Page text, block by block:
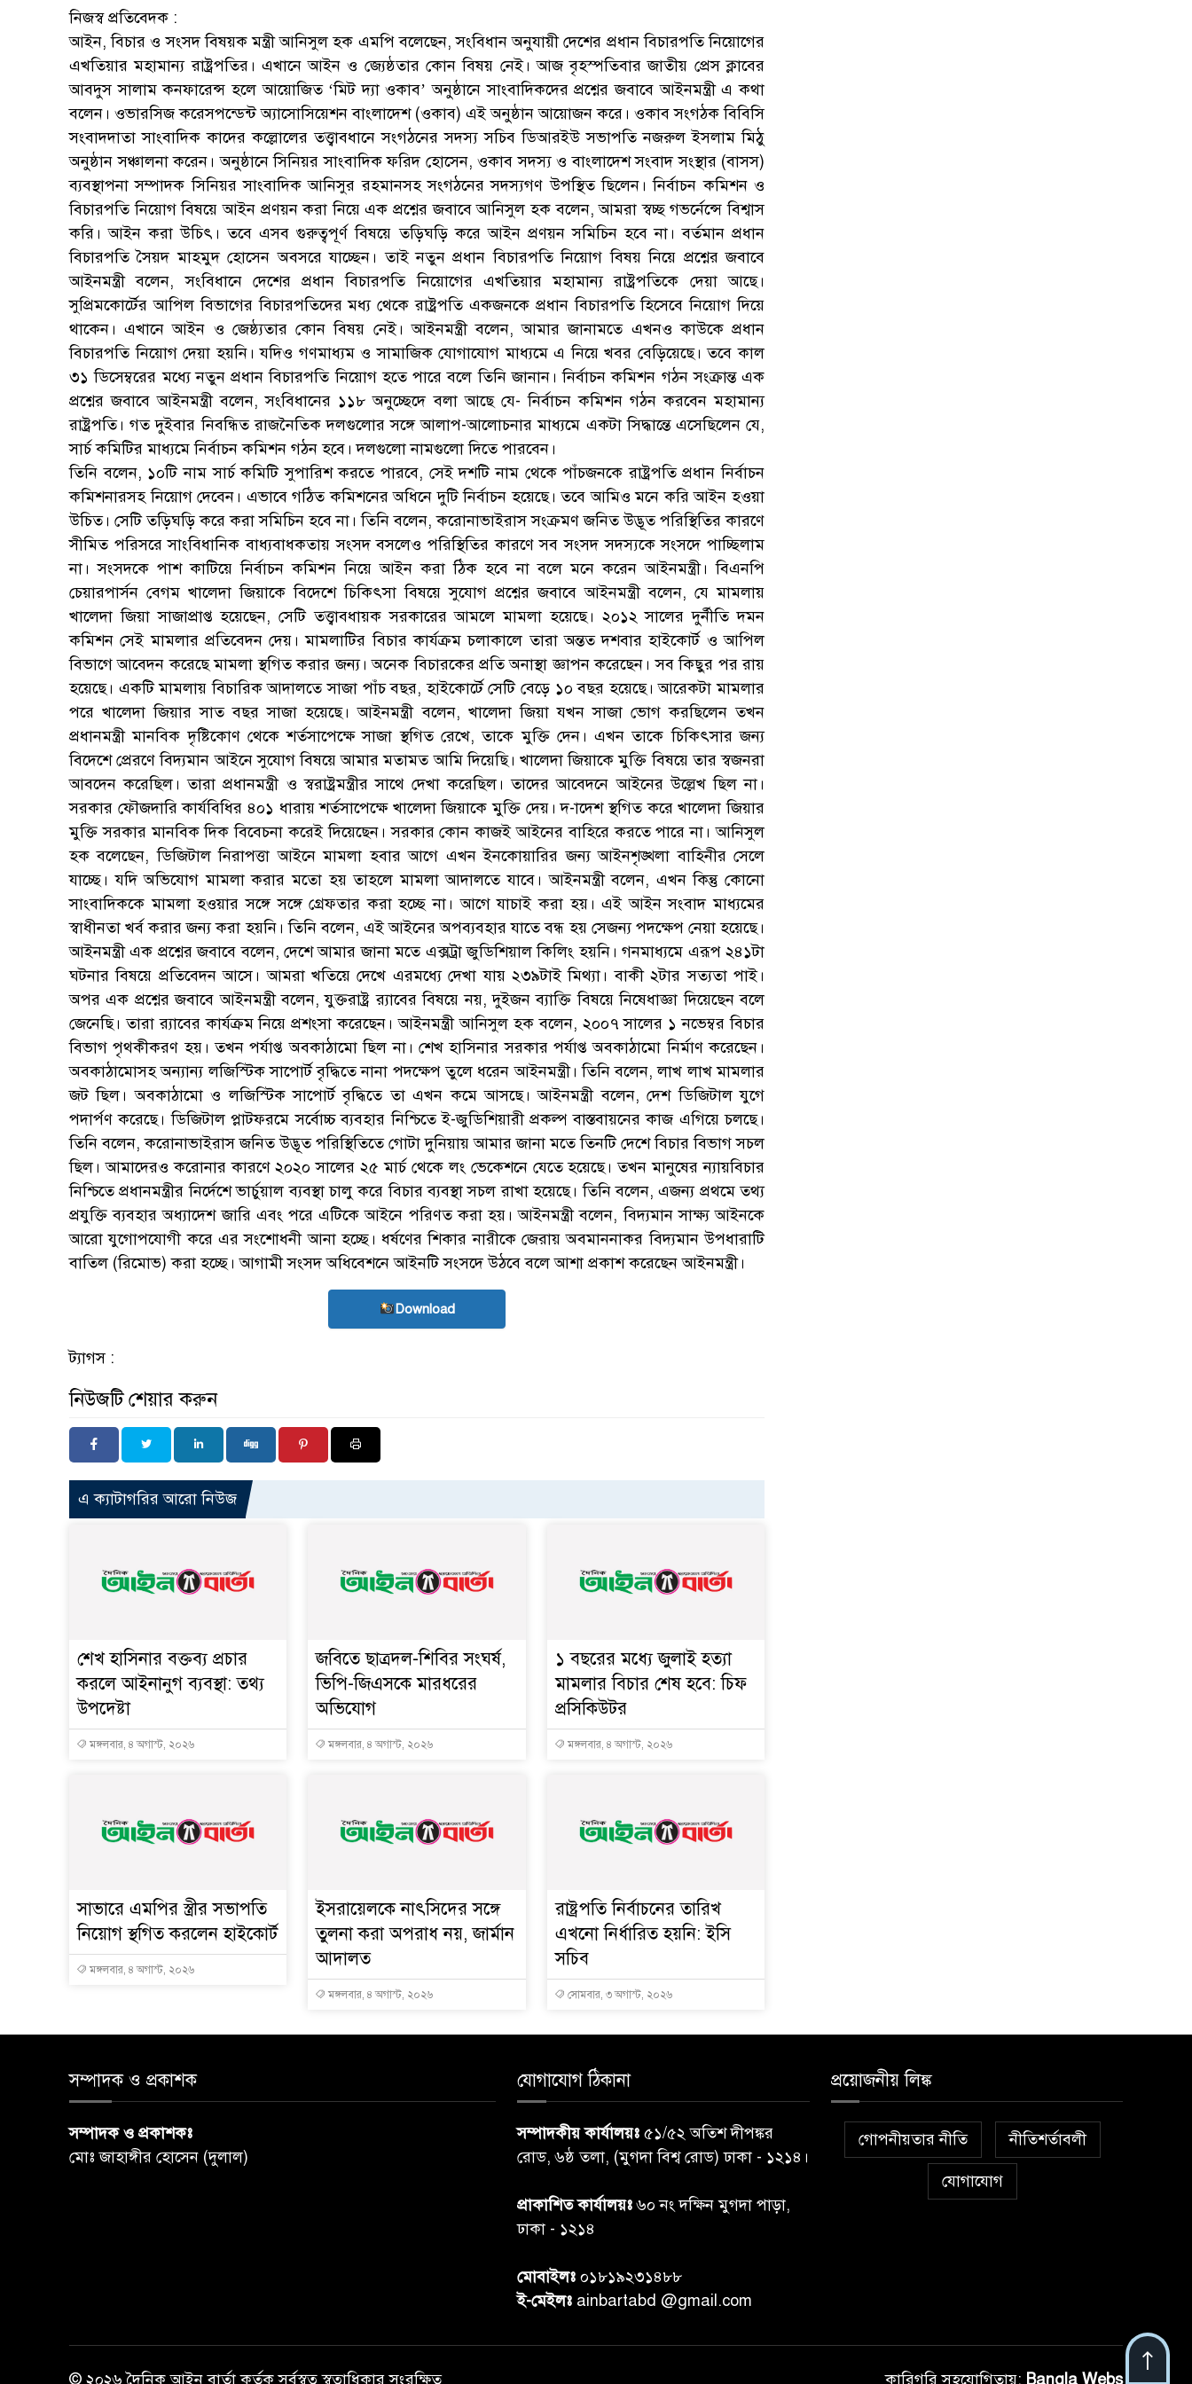
নিজস্ব প্রতিবেদক :
আইন, বিচার ও সংসদ বিষয়ক মন্ত্রী আনিসুল হক এমপি বলেছেন, সংবিধান অনুযায়ী দেশের প্রধান বিচারপতি নিয়োগের
এখতিয়ার মহামান্য রাষ্ট্রপতির। এখানে আইন ও জ্যেষ্ঠতার কোন বিষয় নেই। আজ বৃহস্পতিবার জাতীয় প্রেস ক্লাবের
আবদুস সালাম কনফারেন্স হলে আয়োজিত ‘মিট দ্যা ওকাব’ অনুষ্ঠানে সাংবাদিকদের প্রশ্নের জবাবে আইনমন্ত্রী এ কথা
বলেন। ওভারসিজ করেসপন্ডেন্ট অ্যাসোসিয়েশন বাংলাদেশ (ওকাব) এই অনুষ্ঠান আয়োজন করে। ওকাব সংগঠক বিবিসি
সংবাদদাতা সাংবাদিক কাদের কল্লোলের তত্ত্বাবধানে সংগঠনের সদস্য সচিব ডিআরইউ সভাপতি নজরুল ইসলাম মিঠু
অনুষ্ঠান সঞ্চালনা করেন। অনুষ্ঠানে সিনিয়র সাংবাদিক ফরিদ হোসেন, ওকাব সদস্য ও বাংলাদেশ সংবাদ সংস্থার (বাসস)
ব্যবস্থাপনা সম্পাদক সিনিয়র সাংবাদিক আনিসুর রহমানসহ সংগঠনের সদস্যগণ উপস্থিত ছিলেন। নির্বাচন কমিশন ও
বিচারপতি নিয়োগ বিষয়ে আইন প্রণয়ন করা নিয়ে এক প্রশ্নের জবাবে আনিসুল হক বলেন, আমরা স্বচ্ছ গভর্নেন্সে বিশ্বাস
করি। আইন করা উচিৎ। তবে এসব গুরুত্বপূর্ণ বিষয়ে তড়িঘড়ি করে আইন প্রণয়ন সমিচিন হবে না। বর্তমান প্রধান
বিচারপতি সৈয়দ মাহমুদ হোসেন অবসরে যাচ্ছেন। তাই নতুন প্রধান বিচারপতি নিয়োগ বিষয় নিয়ে প্রশ্নের জবাবে
আইনমন্ত্রী বলেন, সংবিধানে দেশের প্রধান বিচারপতি নিয়োগের এখতিয়ার মহামান্য রাষ্ট্রপতিকে দেয়া আছে।
সুপ্রিমকোর্টের আপিল বিভাগের বিচারপতিদের মধ্য থেকে রাষ্ট্রপতি একজনকে প্রধান বিচারপতি হিসেবে নিয়োগ দিয়ে
থাকেন। এখানে আইন ও জেষ্ঠ্যতার কোন বিষয় নেই। আইনমন্ত্রী বলেন, আমার জানামতে এখনও কাউকে প্রধান
বিচারপতি নিয়োগ দেয়া হয়নি। যদিও গণমাধ্যম ও সামাজিক যোগাযোগ মাধ্যমে এ নিয়ে খবর বেড়িয়েছে। তবে কাল
৩১ ডিসেম্বরের মধ্যে নতুন প্রধান বিচারপতি নিয়োগ হতে পারে বলে তিনি জানান। নির্বাচন কমিশন গঠন সংক্রান্ত এক
প্রশ্নের জবাবে আইনমন্ত্রী বলেন, সংবিধানের ১১৮ অনুচ্ছেদে বলা আছে যে- নির্বাচন কমিশন গঠন করবেন মহামান্য
রাষ্ট্রপতি। গত দুইবার নিবন্ধিত রাজনৈতিক দলগুলোর সঙ্গে আলাপ-আলোচনার মাধ্যমে একটা সিদ্ধান্তে এসেছিলেন যে,
সার্চ কমিটির মাধ্যমে নির্বাচন কমিশন গঠন হবে। দলগুলো নামগুলো দিতে পারবেন।
তিনি বলেন, ১০টি নাম সার্চ কমিটি সুপারিশ করতে পারবে, সেই দশটি নাম থেকে পাঁচজনকে রাষ্ট্রপতি প্রধান নির্বাচন
কমিশনারসহ নিয়োগ দেবেন। এভাবে গঠিত কমিশনের অধিনে দুটি নির্বাচন হয়েছে। তবে আমিও মনে করি আইন হওয়া
উচিত। সেটি তড়িঘড়ি করে করা সমিচিন হবে না। তিনি বলেন, করোনাভাইরাস সংক্রমণ জনিত উদ্ভূত পরিস্থিতির কারণে
সীমিত পরিসরে সাংবিধানিক বাধ্যবাধকতায় সংসদ বসলেও পরিস্থিতির কারণে সব সংসদ সদস্যকে সংসদে পাচ্ছিলাম
না। সংসদকে পাশ কাটিয়ে নির্বাচন কমিশন নিয়ে আইন করা ঠিক হবে না বলে মনে করেন আইনমন্ত্রী। বিএনপি
চেয়ারপার্সন বেগম খালেদা জিয়াকে বিদেশে চিকিৎসা বিষয়ে সুযোগ প্রশ্নের জবাবে আইনমন্ত্রী বলেন, যে মামলায়
খালেদা জিয়া সাজাপ্রাপ্ত হয়েছেন, সেটি তত্ত্বাবধায়ক সরকারের আমলে মামলা হয়েছে। ২০১২ সালের দুর্নীতি দমন
কমিশন সেই মামলার প্রতিবেদন দেয়। মামলাটির বিচার কার্যক্রম চলাকালে তারা অন্তত দশবার হাইকোর্ট ও আপিল
বিভাগে আবেদন করেছে মামলা স্থগিত করার জন্য। অনেক বিচারকের প্রতি অনাস্থা জ্ঞাপন করেছেন। সব কিছুর পর রায়
হয়েছে। একটি মামলায় বিচারিক আদালতে সাজা পাঁচ বছর, হাইকোর্টে সেটি বেড়ে ১০ বছর হয়েছে। আরেকটা মামলার
পরে খালেদা জিয়ার সাত বছর সাজা হয়েছে। আইনমন্ত্রী বলেন, খালেদা জিয়া যখন সাজা ভোগ করছিলেন তখন
প্রধানমন্ত্রী মানবিক দৃষ্টিকোণ থেকে শর্তসাপেক্ষে সাজা স্থগিত রেখে, তাকে মুক্তি দেন। এখন তাকে চিকিৎসার জন্য
বিদেশে প্রেরণে বিদ্যমান আইনে সুযোগ বিষয়ে আমার মতামত আমি দিয়েছি। খালেদা জিয়াকে মুক্তি বিষয়ে তার স্বজনরা
আবদেন করেছিল। তারা প্রধানমন্ত্রী ও স্বরাষ্ট্রমন্ত্রীর সাথে দেখা করেছিল। তাদের আবেদনে আইনের উল্লেখ ছিল না।
সরকার ফৌজদারি কার্যবিধির ৪০১ ধারায় শর্তসাপেক্ষে খালেদা জিয়াকে মুক্তি দেয়। দ-াদেশ স্থগিত করে খালেদা জিয়ার
মুক্তি সরকার মানবিক দিক বিবেচনা করেই দিয়েছেন। সরকার কোন কাজই আইনের বাহিরে করতে পারে না। আনিসুল
হক বলেছেন, ডিজিটাল নিরাপত্তা আইনে মামলা হবার আগে এখন ইনকোয়ারির জন্য আইনশৃঙ্খলা বাহিনীর সেলে
যাচ্ছে। যদি অভিযোগ মামলা করার মতো হয় তাহলে মামলা আদালতে যাবে। আইনমন্ত্রী বলেন, এখন কিন্তু কোনো
সাংবাদিককে মামলা হওয়ার সঙ্গে সঙ্গে গ্রেফতার করা হচ্ছে না। আগে যাচাই করা হয়। এই আইন সংবাদ মাধ্যমের
স্বাধীনতা খর্ব করার জন্য করা হয়নি। তিনি বলেন, এই আইনের অপব্যবহার যাতে বন্ধ হয় সেজন্য পদক্ষেপ নেয়া হয়েছে।
আইনমন্ত্রী এক প্রশ্নের জবাবে বলেন, দেশে আমার জানা মতে এক্সট্রা জুডিশিয়াল কিলিং হয়নি। গনমাধ্যমে এরূপ ২৪১টা
ঘটনার বিষয়ে প্রতিবেদন আসে। আমরা খতিয়ে দেখে এরমধ্যে দেখা যায় ২৩৯টাই মিথ্যা। বাকী ২টার সত্যতা পাই।
অপর এক প্রশ্নের জবাবে আইনমন্ত্রী বলেন, যুক্তরাষ্ট্র র‌্যাবের বিষয়ে নয়, দুইজন ব্যাক্তি বিষয়ে নিষেধাজ্ঞা দিয়েছেন বলে
জেনেছি। তারা র‌্যাবের কার্যক্রম নিয়ে প্রশংসা করেছেন। আইনমন্ত্রী আনিসুল হক বলেন, ২০০৭ সালের ১ নভেম্বর বিচার
বিভাগ পৃথকীকরণ হয়। তখন পর্যাপ্ত অবকাঠামো ছিল না। শেখ হাসিনার সরকার পর্যাপ্ত অবকাঠামো নির্মাণ করেছেন।
অবকাঠামোসহ অন্যান্য লজিস্টিক সাপোর্ট বৃদ্ধিতে নানা পদক্ষেপ তুলে ধরেন আইনমন্ত্রী। তিনি বলেন, লাখ লাখ মামলার
জট ছিল। অবকাঠামো ও লজিস্টিক সাপোর্ট বৃদ্ধিতে তা এখন কমে আসছে। আইনমন্ত্রী বলেন, দেশ ডিজিটাল যুগে
পদার্পণ করেছে। ডিজিটাল প্লাটফরমে সর্বোচ্চ ব্যবহার নিশ্চিতে ই-জুডিশিয়ারী প্রকল্প বাস্তবায়নের কাজ এগিয়ে চলছে।
তিনি বলেন, করোনাভাইরাস জনিত উদ্ভূত পরিস্থিতিতে গোটা দুনিয়ায় আমার জানা মতে তিনটি দেশে বিচার বিভাগ সচল
ছিল। আমাদেরও করোনার কারণে ২০২০ সালের ২৫ মার্চ থেকে লং ভেকেশনে যেতে হয়েছে। তখন মানুষের ন্যায়বিচার
নিশ্চিতে প্রধানমন্ত্রীর নির্দেশে ভার্চুয়াল ব্যবস্থা চালু করে বিচার ব্যবস্থা সচল রাখা হয়েছে। তিনি বলেন, এজন্য প্রথমে তথ্য
প্রযুক্তি ব্যবহার অধ্যাদেশ জারি এবং পরে এটিকে আইনে পরিণত করা হয়। আইনমন্ত্রী বলেন, বিদ্যমান সাক্ষ্য আইনকে
আরো যুগোপযোগী করে এর সংশোধনী আনা হচ্ছে। ধর্ষণের শিকার নারীকে জেরায় অবমাননাকর বিদ্যমান উপধারাটি
বাতিল (রিমোভ) করা হচ্ছে। আগামী সংসদ অধিবেশনে আইনটি সংসদে উঠবে বলে আশা প্রকাশ করেছেন আইনমন্ত্রী।
Download
ট্যাগস :
নিউজটি শেয়ার করুন
এ ক্যাটাগরির আরো নিউজ
শেখ হাসিনার বক্তব্য প্রচার
করলে আইনানুগ ব্যবস্থা: তথ্য
উপদেষ্টা
মঙ্গলবার, ৪ অগাস্ট, ২০২৬
জবিতে ছাত্রদল-শিবির সংঘর্ষ,
ভিপি-জিএসকে মারধরের
অভিযোগ
মঙ্গলবার, ৪ অগাস্ট, ২০২৬
১ বছরের মধ্যে জুলাই হত্যা
মামলার বিচার শেষ হবে: চিফ
প্রসিকিউটর
মঙ্গলবার, ৪ অগাস্ট, ২০২৬
সাভারে এমপির স্ত্রীর সভাপতি
নিয়োগ স্থগিত করলেন হাইকোর্ট
মঙ্গলবার, ৪ অগাস্ট, ২০২৬
ইসরায়েলকে নাৎসিদের সঙ্গে
তুলনা করা অপরাধ নয়, জার্মান
আদালত
মঙ্গলবার, ৪ অগাস্ট, ২০২৬
রাষ্ট্রপতি নির্বাচনের তারিখ
এখনো নির্ধারিত হয়নি: ইসি
সচিব
সোমবার, ৩ অগাস্ট, ২০২৬
সম্পাদক ও প্রকাশক
সম্পাদক ও প্রকাশকঃ
মোঃ জাহাঙ্গীর হোসেন (দুলাল)
যোগাযোগ ঠিকানা
সম্পাদকীয় কার্যালয়ঃ ৫১/৫২ অতিশ দীপঙ্কর
রোড, ৬ষ্ঠ তলা, (মুগদা বিশ্ব রোড) ঢাকা - ১২১৪।
প্রাকাশিত কার্যালয়ঃ৬০ নং দক্ষিন মুগদা পাড়া,
ঢাকা - ১২১৪
মোবাইলঃ ০১৮১৯২৩১৪৮৮
ই-মেইলঃ ainbartabd @gmail.com
প্রয়োজনীয় লিঙ্ক
গোপনীয়তার নীতি নীতিশর্তাবলী
যোগাযোগ
© ২০২৬ দৈনিক আইন বার্তা কর্তৃক সর্বস্বত্ব স্বত্বাধিকার সংরক্ষিত কারিগরি সহযোগিতায়: Bangla Webs